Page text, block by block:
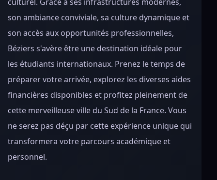
son ambiance conviviale, sa culture dynamique et
son accès aux opportunités professionnelles,
Béziers s'avère être une destination idéale pour
les étudiants internationaux. Prenez le temps de
préparer votre arrivée, explorez les diverses aides
financières disponibles et profitez pleinement de
cette merveilleuse ville du Sud de la France. Vous
ne serez pas déçu par cette expérience unique qui
transformera votre parcours académique et
personnel.